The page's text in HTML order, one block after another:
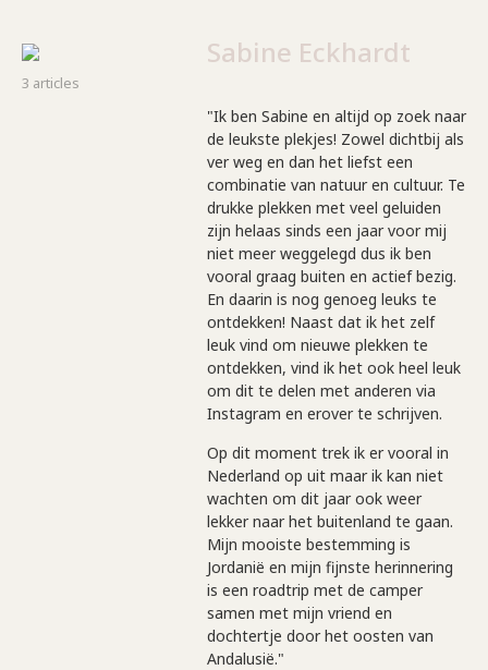
Sabine Eckhardt
3 articles
"Ik ben Sabine en altijd op zoek naar
de leukste plekjes! Zowel dichtbij als
ver weg en dan het liefst een
combinatie van natuur en cultuur. Te
drukke plekken met veel geluiden
zijn helaas sinds een jaar voor mij
niet meer weggelegd dus ik ben
vooral graag buiten en actief bezig.
En daarin is nog genoeg leuks te
ontdekken! Naast dat ik het zelf
leuk vind om nieuwe plekken te
ontdekken, vind ik het ook heel leuk
om dit te delen met anderen via
Instagram en erover te schrijven.
Op dit moment trek ik er vooral in
Nederland op uit maar ik kan niet
wachten om dit jaar ook weer
lekker naar het buitenland te gaan.
Mijn mooiste bestemming is
Jordanië en mijn fijnste herinnering
is een roadtrip met de camper
samen met mijn vriend en
dochtertje door het oosten van
Andalusië."